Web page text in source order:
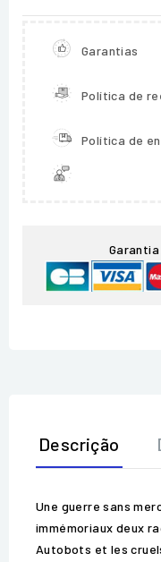
Garantias
Política de
Política de
Descrição
Une guerre sans
immémoriaux deux
Autobots et les